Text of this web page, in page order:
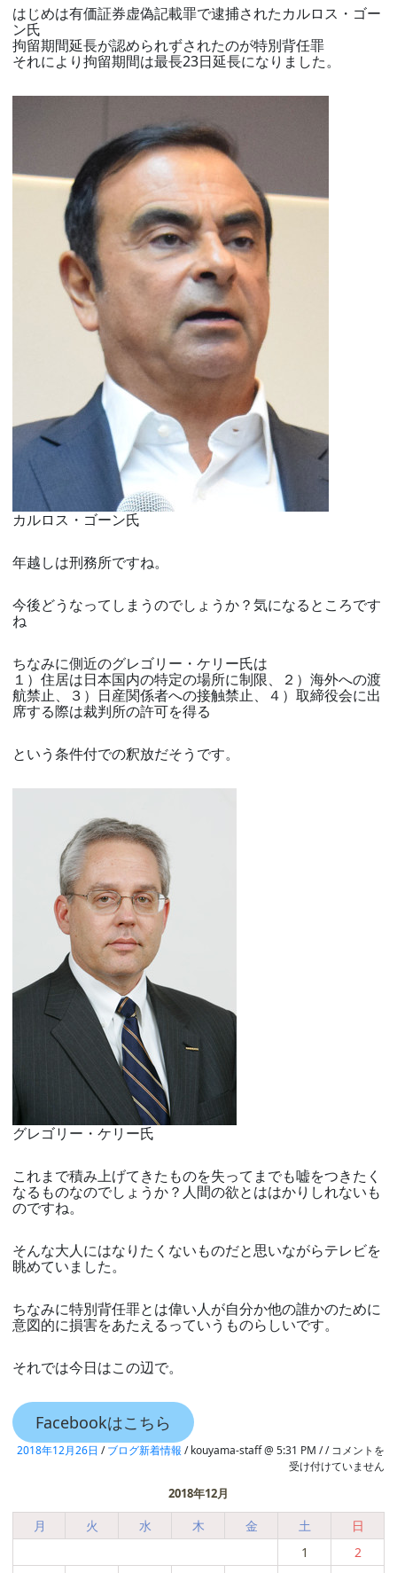
はじめは有価証券虚偽記載罪で逮捕されたカルロス・ゴー
ン氏
拘留期間延長が認められずされたのが特別背任罪
それにより拘留期間は最長23日延長になりました。
カルロス・ゴーン氏
年越しは刑務所ですね。
今後どうなってしまうのでしょうか？気になるところです
ね
ちなみに側近のグレゴリー・ケリー氏は
１）住居は日本国内の特定の場所に制限、２）海外への渡
航禁止、３）日産関係者への接触禁止、４）取締役会に出
席する際は裁判所の許可を得る
という条件付での釈放だそうです。
グレゴリー・ケリー氏
これまで積み上げてきたものを失ってまでも嘘をつきたく
なるものなのでしょうか？人間の欲とははかりしれないも
のですね。
そんな大人にはなりたくないものだと思いながらテレビを
眺めていました。
ちなみに特別背任罪とは偉い人が自分か他の誰かのために
意図的に損害をあたえるっていうものらしいです。
それでは今日はこの辺で。
Facebookはこちら
2018年12月26日 /ブログ新着情報 / kouyama-staff @ 5:31 PM / / 最
近
な
コメントを
受け付けていません
2018年12月
月 火 水 木 金 土
日
1
2